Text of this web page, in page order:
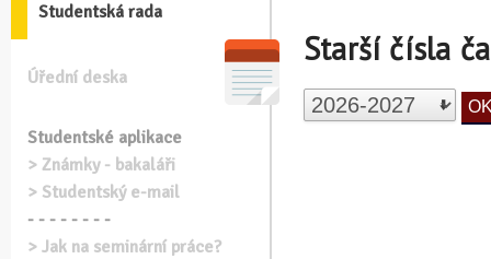
Studentská rada
Úřední deska
Studentské aplikace
> Známky - bakaláři
> Studentský e-mail
- - - - - - - -
> Jak na seminární práce?
Starší čísla